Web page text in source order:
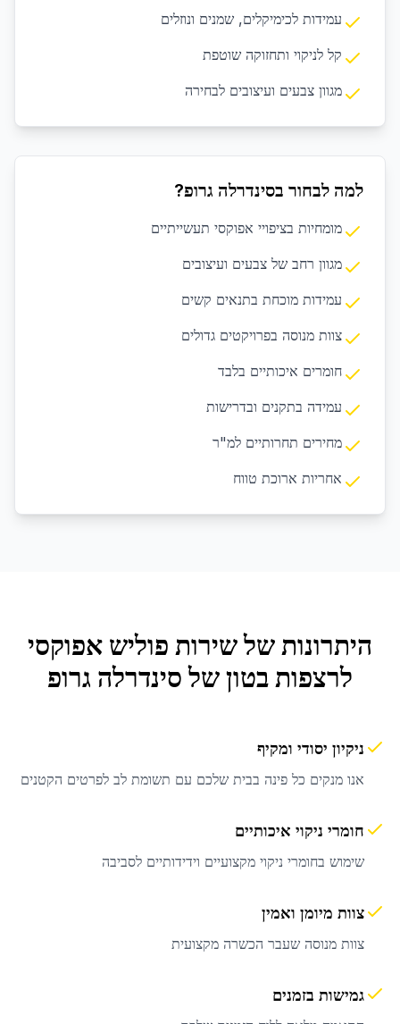
עמידות לכימיקלים, שמנים ונוזלים
קל לניקוי ותחזוקה שוטפת
מגוון צבעים ועיצובים לבחירה
למה לבחור בסינדרלה גרופ?
מומחיות בציפויי אפוקסי תעשייתיים
מגוון רחב של צבעים ועיצובים
עמידות מוכחת בתנאים קשים
צוות מנוסה בפרויקטים גדולים
חומרים איכותיים בלבד
עמידה בתקנים ובדרישות
מחירים תחרותיים למ"ר
אחריות ארוכת טווח
היתרונות של שירות פוליש אפוקסי
לרצפות בטוןשל סינדרלה גרופ
ניקיון יסודי ומקיף
אנו מנקים כל פינה בבית שלכם עם תשומת לב לפרטים הקטנים
חומרי ניקוי איכותיים
שימוש בחומרי ניקוי מקצועיים וידידותיים לסביבה
צוות מיומן ואמין
צוות מנוסה שעבר הכשרה מקצועית
גמישות בזמנים